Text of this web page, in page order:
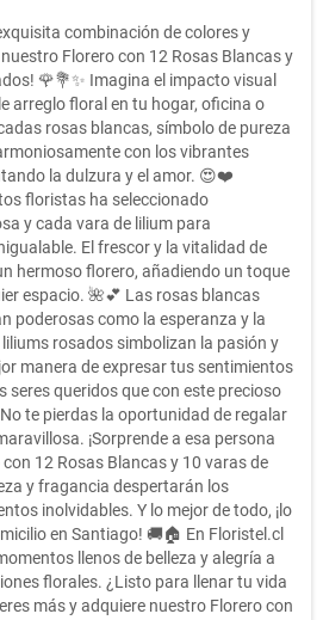
combinación de colores y
Florero con 12 Rosas Blancas y
🌹💐✨ Imagina el impacto visual
arreglo floral en tu hogar, oficina o
rosas blancas, símbolo de pureza
con los vibrantes
la dulzura y el amor. 😍❤️
floristas ha seleccionado
y cada vara de lilium para
El frescor y la vitalidad de
hermoso florero, añadiendo un toque
espacio. 🌺💕 Las rosas blancas
poderosas como la esperanza y la
rosados simbolizan la pasión y
manera de expresar tus sentimientos
seres queridos que con este precioso
te pierdas la oportunidad de regalar
¡Sorprende a esa persona
12 Rosas Blancas y 10 varas de
y fragancia despertarán los
inolvidables. Y lo mejor de todo, ¡lo
en Santiago! 🚚🏠 En Floristel.cl
llenos de belleza y alegría a
florales. ¿Listo para llenar tu vida
más y adquiere nuestro Florero con